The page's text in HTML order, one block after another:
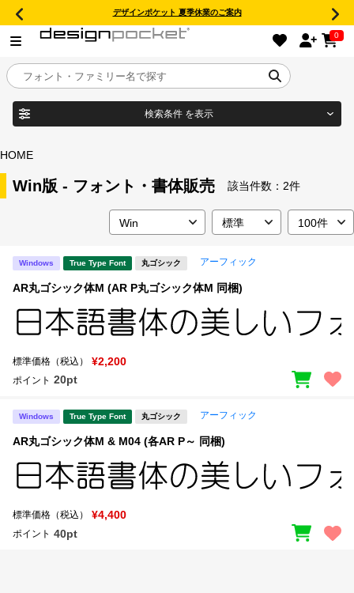
デザインポケット 夏季休業のご案内
0
目的別フォントガイド
年間ライセンス商品
キャンペーン一覧
新着一覧
マイページ
お気に入り
検索条件 を表示
フォント形式
宋朝体
教科書体 行書体
HOME
Win版 - フォント・書体販売 該当件数： 2件
Windows True Type Font 丸ゴシック アーフィック
AR丸ゴシック体M (AR P丸ゴシック体M 同梱)
標準価格（税込） ¥2,200
ポイント 20pt
Windows True Type Font 丸ゴシック アーフィック
AR丸ゴシック体M & M04 (各AR P～ 同梱)
標準価格（税込） ¥4,400
ポイント 40pt